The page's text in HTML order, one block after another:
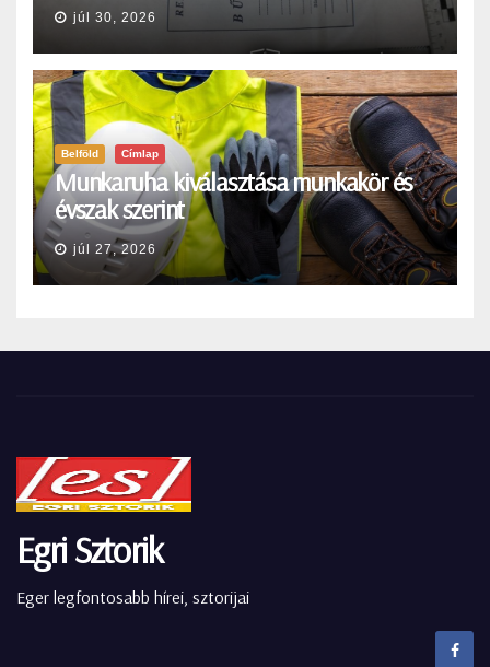
júl 30, 2026
Belföld Címlap
Munkaruha kiválasztása munkakör és
évszak szerint
júl 27, 2026
Egri Sztorik
Eger legfontosabb hírei, sztorijai